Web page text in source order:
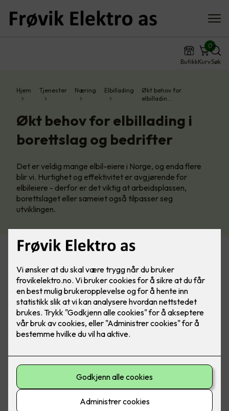
ButikkKurv
0
Søk
Hjem Tjenester Næring Elbillading
Økt behov for
elbilladin…
Økt behov for elbillading i
borettslag og bedrifter
Det er veldig mange elbil-eiere i Norge, og enda flere
blir vi. Hurtighet og effektivitet er avgjørende for
elbileiere - derfor er det viktig at arbeidsplassen,
borettslaget eller sameiet også tilpasser seg
utviklingen.
I Norge er det et stort, og voksende behov for tilgjengelige
elbilladere - både i borettslaget og på arbeidsplassen.
Foto: Marthe Thu (for Zaptec)